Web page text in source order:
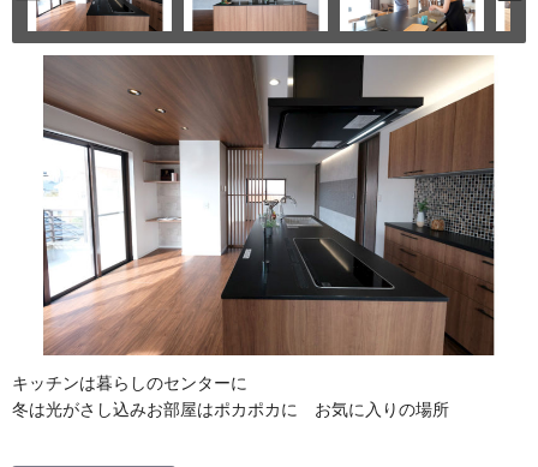
キッチンは暮らしのセンターに
冬は光がさし込みお部屋はポカポカに お気に入りの場所